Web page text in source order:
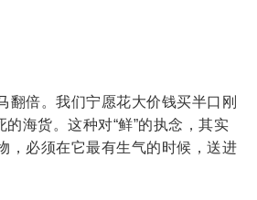
翻倍。我们宁愿花大价钱买半口刚
海货。这种对“鲜”的执念，其实
必须在它最有生气的时候，送进